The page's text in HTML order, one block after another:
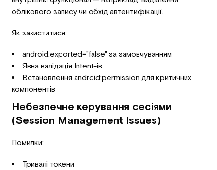
облікового запису чи обхід автентифікації.
Як захиститися:
android:exported="false" за замовчуванням
Явна валідація Intent-ів
Встановлення android:permission для критичних
компонентів
Небезпечне керування сесіями
(Session Management Issues)
Помилки:
Тривалі токени